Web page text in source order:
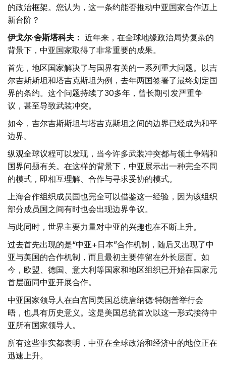
的政治框架。您认为，这一条约能否推动中亚国家合作迈上
新台阶？
伊戈尔·舍斯塔科夫： 近年来，在全球地缘政治局势复杂的
背景下，中亚国家取得了非常重要的成果。
首先，地区国家解决了与国界有关的一系列重大问题。以吉
尔吉斯斯坦和塔吉克斯坦为例，去年两国签署了最终划定国
界的条约。这个问题持续了30多年，曾长期引发严重争
议，甚至导致武装冲突。
如今，吉尔吉斯斯坦与塔吉克斯坦之间的边界已经成为和平
边界。
纵观全球议程可以发现，当今许多武装冲突都与领土争端和
国界问题有关。在这样的背景下，中亚展示出一种完全不同
的模式，即相互理解、合作与寻求妥协的模式。
上海合作组织成员国也完全可以借鉴这一经验，因为该组织
部分成员国之间有时也会出现边界争议。
与此同时，世界主要力量对中亚的兴趣也在不断上升。
过去首先出现的是“中亚+日本”合作机制，随后又出现了中
亚与美国的合作机制，而且最初主要停留在外长层面。如
今，欧盟、德国、意大利等国家和地区组织已开始在国家元
首层面同中亚开展合作。
中亚国家领导人在白宫同美国总统唐纳德·特朗普举行会
晤，也具有历史意义。这是美国总统首次以这一形式接待中
亚所有国家领导人。
所有这些事实都表明，中亚在全球政治和经济中的地位正在
迅速上升。